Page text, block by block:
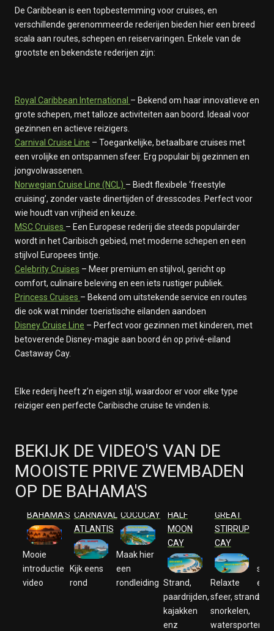
De Caribbean is een topbestemming voor cruises, en
verschillende gerenommeerde rederijen bieden hier een breed
scala aan routes, schepen en reiservaringen. Enkele van de
grootste en bekendste rederijen zijn:
Royal Caribbean International – Bekend om haar innovatieve en
grote schepen, met talloze activiteiten aan boord. Ideaal voor
gezinnen en actieve reizigers.
Carnival Cruise Line – Toegankelijke, betaalbare cruises met
een vrolijke en ontspannen sfeer. Erg populair bij gezinnen en
jongvolwassenen.
Norwegian Cruise Line (NCL) – Biedt flexibele ‘freestyle
cruising’, zonder vaste dinertijden of dresscodes. Perfect voor
wie houdt van vrijheid en keuze.
MSC Cruises – Een Europese rederij die steeds populairder
wordt in het Caribisch gebied, met moderne schepen en een
stijlvol Europees tintje.
Celebrity Cruises – Meer premium en stijlvol, gericht op
comfort, culinaire beleving en een iets rustiger publiek.
Princess Cruises – Bekend om uitstekende service en routes
die ook wat minder toeristische eilanden aandoen
Disney Cruise Line – Perfect voor gezinnen met kinderen, met
betoverende Disney-magie aan boord én op privé-eiland
Castaway Cay.
Elke rederij heeft z’n eigen stijl, waardoor er voor elke type
reiziger een perfecte Caribische cruise te vinden is.
BEKIJK DE VIDEO'S VAN DE
MOOISTE PRIVE ZWEMBADEN
OP DE BAHAMA'S
BAHAMA'S
Mooie
introductie
video
CARNAVAL
ATLANTIS
Kijk eens
rond
COCOCAY
Maak hier
een
rondleiding
HALF
MOON
CAY
Strand,
paardrijden,
kajakken
enz
GREAT
STIRRUP
CAY
Relaxte
sfeer, strand,
snorkelen,
watersporten
en
aan